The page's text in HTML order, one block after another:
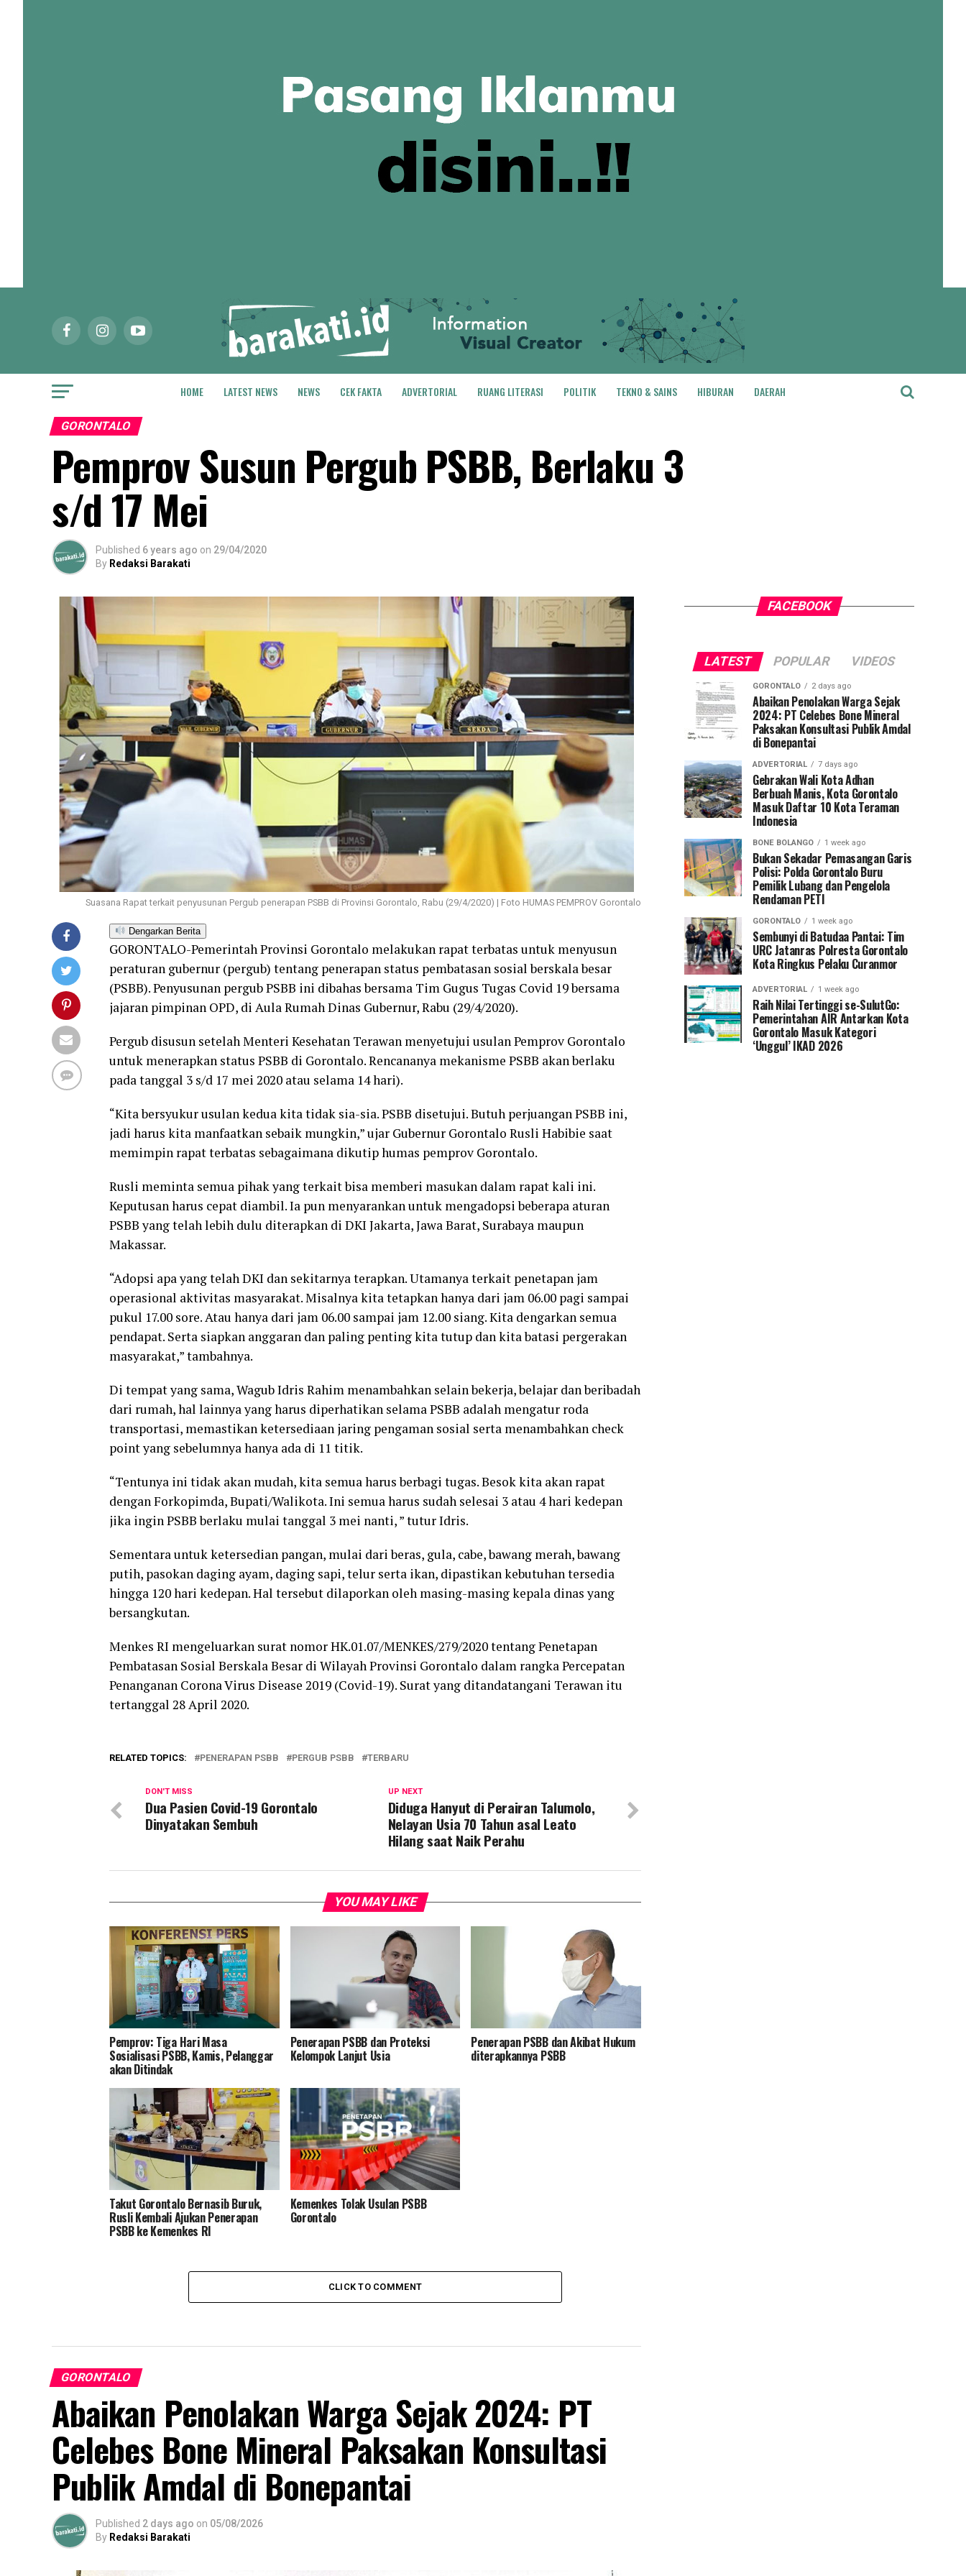
HOME LATEST NEWS NEWS CEK FAKTA ADVERTORIAL RUANG LITERASI POLITIK TEKNO & SAINS HIBURAN DAERAH
GORONTALO
Pemprov Susun Pergub PSBB, Berlaku 3
s/d 17 Mei
Published 6 years ago on 29/04/2020
By Redaksi Barakati
Suasana Rapat terkait penyusunan Pergub penerapan PSBB di Provinsi Gorontalo, Rabu (29/4/2020) | Foto HUMAS PEMPROV Gorontalo
Dengarkan Berita
GORONTALO-Pemerintah Provinsi Gorontalo melakukan rapat terbatas untuk menyusun
peraturan gubernur (pergub) tentang penerapan status pembatasan sosial berskala besar
(PSBB). Penyusunan pergub PSBB ini dibahas bersama Tim Gugus Tugas Covid 19 bersama
jajaran pimpinan OPD, di Aula Rumah Dinas Gubernur, Rabu (29/4/2020).
Pergub disusun setelah Menteri Kesehatan Terawan menyetujui usulan Pemprov Gorontalo
untuk menerapkan status PSBB di Gorontalo. Rencananya mekanisme PSBB akan berlaku
pada tanggal 3 s/d 17 mei 2020 atau selama 14 hari).
“Kita bersyukur usulan kedua kita tidak sia-sia. PSBB disetujui. Butuh perjuangan PSBB ini,
jadi harus kita manfaatkan sebaik mungkin,” ujar Gubernur Gorontalo Rusli Habibie saat
memimpin rapat terbatas sebagaimana dikutip humas pemprov Gorontalo.
Rusli meminta semua pihak yang terkait bisa memberi masukan dalam rapat kali ini.
Keputusan harus cepat diambil. Ia pun menyarankan untuk mengadopsi beberapa aturan
PSBB yang telah lebih dulu diterapkan di DKI Jakarta, Jawa Barat, Surabaya maupun
Makassar.
“Adopsi apa yang telah DKI dan sekitarnya terapkan. Utamanya terkait penetapan jam
operasional aktivitas masyarakat. Misalnya kita tetapkan hanya dari jam 06.00 pagi sampai
pukul 17.00 sore. Atau hanya dari jam 06.00 sampai jam 12.00 siang. Kita dengarkan semua
pendapat. Serta siapkan anggaran dan paling penting kita tutup dan kita batasi pergerakan
masyarakat,” tambahnya.
Di tempat yang sama, Wagub Idris Rahim menambahkan selain bekerja, belajar dan beribadah
dari rumah, hal lainnya yang harus diperhatikan selama PSBB adalah mengatur roda
transportasi, memastikan ketersediaan jaring pengaman sosial serta menambahkan check
point yang sebelumnya hanya ada di 11 titik.
“Tentunya ini tidak akan mudah, kita semua harus berbagi tugas. Besok kita akan rapat
dengan Forkopimda, Bupati/Walikota. Ini semua harus sudah selesai 3 atau 4 hari kedepan
jika ingin PSBB berlaku mulai tanggal 3 mei nanti, ” tutur Idris.
Sementara untuk ketersedian pangan, mulai dari beras, gula, cabe, bawang merah, bawang
putih, pasokan daging ayam, daging sapi, telur serta ikan, dipastikan kebutuhan tersedia
hingga 120 hari kedepan. Hal tersebut dilaporkan oleh masing-masing kepala dinas yang
bersangkutan.
Menkes RI mengeluarkan surat nomor HK.01.07/MENKES/279/2020 tentang Penetapan
Pembatasan Sosial Berskala Besar di Wilayah Provinsi Gorontalo dalam rangka Percepatan
Penanganan Corona Virus Disease 2019 (Covid-19). Surat yang ditandatangani Terawan itu
tertanggal 28 April 2020.
RELATED TOPICS: PENERAPAN PSBB PERGUB PSBB TERBARU
UP NEXT
Diduga Hanyut di Perairan Talumolo,
Nelayan Usia 70 Tahun asal Leato
Hilang saat Naik Perahu
DON'T MISS
Dua Pasien Covid-19 Gorontalo
Dinyatakan Sembuh
YOU MAY LIKE
Pemprov: Tiga Hari Masa
Sosialisasi PSBB, Kamis, Pelanggar
akan Ditindak
Penerapan PSBB dan Proteksi
Kelompok Lanjut Usia
Penerapan PSBB dan Akibat Hukum
diterapkannya PSBB
Takut Gorontalo Bernasib Buruk,
Rusli Kembali Ajukan Penerapan
PSBB ke Kemenkes RI
Kemenkes Tolak Usulan PSBB
Gorontalo
CLICK TO COMMENT
GORONTALO
Abaikan Penolakan Warga Sejak 2024: PT
Celebes Bone Mineral Paksakan Konsultasi
Publik Amdal di Bonepantai
Published 2 days ago on 05/08/2026
By Redaksi Barakati
FACEBOOK
LATEST POPULAR VIDEOS
GORONTALO 2 days ago
Abaikan Penolakan Warga Sejak
2024: PT Celebes Bone Mineral
Paksakan Konsultasi Publik Amdal
di Bonepantai
ADVERTORIAL 7 days ago
Gebrakan Wali Kota Adhan
Berbuah Manis, Kota Gorontalo
Masuk Daftar 10 Kota Teraman
Indonesia
BONE BOLANGO 1 week ago
Bukan Sekadar Pemasangan Garis
Polisi: Polda Gorontalo Buru
Pemilik Lubang dan Pengelola
Rendaman PETI
GORONTALO 1 week ago
Sembunyi di Batudaa Pantai: Tim
URC Jatanras Polresta Gorontalo
Kota Ringkus Pelaku Curanmor
ADVERTORIAL 1 week ago
Raih Nilai Tertinggi se-SulutGo:
Pemerintahan AIR Antarkan Kota
Gorontalo Masuk Kategori
‘Unggul’ IKAD 2026